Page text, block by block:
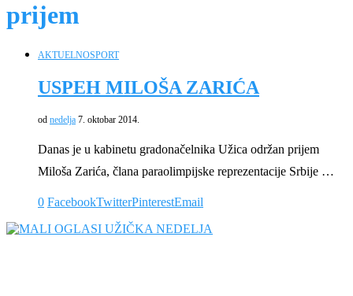
prijem
AKTUELNOSPORT
USPEH MILOŠA ZARIĆA
od nedelja 7. oktobar 2014.
Danas je u kabinetu gradonačelnika Užica održan prijem
Miloša Zarića, člana paraolimpijske reprezentacije Srbije …
0 FacebookTwitterPinterestEmail